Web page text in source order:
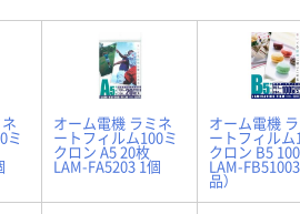
ミ
オーム電機 ラミネ
ートフィルム100ミ
クロン A5 20枚
LAM-FA5203 1個
オーム電機
ートフィルム
クロン B5
LAM-FB51003
品）